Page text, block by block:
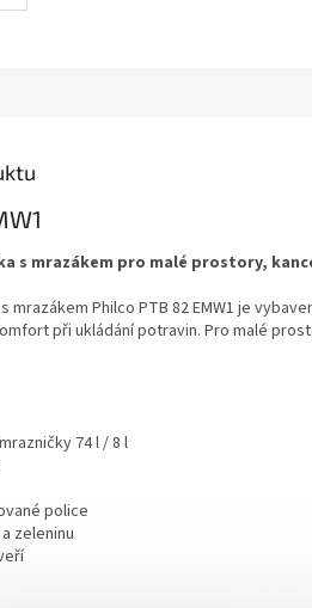
s mrazákem pro malé prostory,
Philco PTB 82 EMW1 je
při ukládání potravin. Pro malé
74 l / 8 l
police
zeleninu